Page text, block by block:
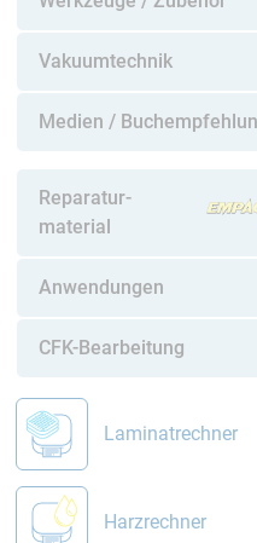
Vakuumtechnik
Medien /
Reparatur-
material
Anwendungen
CFK-Bearbeitung
Laminatrechner
Harzrechner